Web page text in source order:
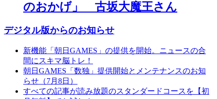
のおかげ」 古坂大魔王さん
デジタル版からのお知らせ
新機能「朝日GAMES」の提供を開始。ニュースの合
間にスキマ脳トレ！
朝日GAMES「数独」提供開始とメンテナンスのお知
らせ（7月8日）
すべての記事が読み放題のスタンダードコースを【初